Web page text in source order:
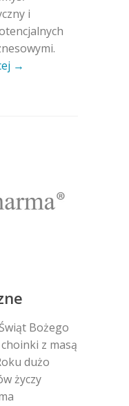
i
→
Bożego
z masą
dużo
życzy